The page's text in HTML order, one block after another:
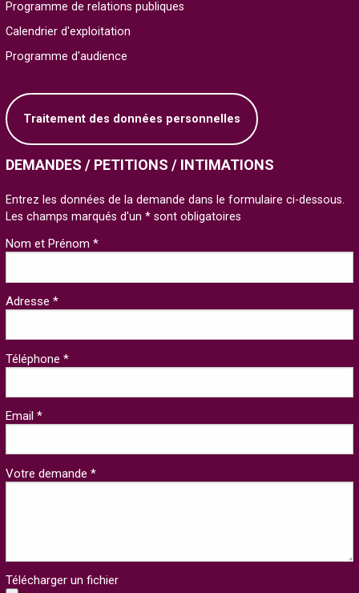
Programme de relations publiques
Calendrier d'exploitation
Programme d'audience
Traitement des données personnelles
DEMANDES / PETITIONS / INTIMATIONS
Entrez les données de la demande dans le formulaire ci-dessous.
Les champs marqués d'un * sont obligatoires
Nom et Prénom *
Adresse *
Téléphone *
Email *
Votre demande *
Télécharger un fichier